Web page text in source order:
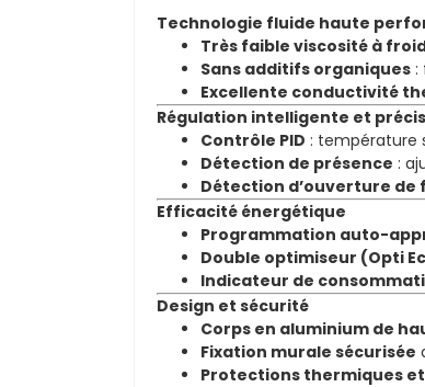
Technologie fluide haute
Très faible viscosité à
Sans additifs organiques :
Excellente conductivité
Régulation intelligente et
Contrôle PID : température
Détection de présence :
Détection d’ouverture de
Efficacité énergétique
Programmation auto-
Double optimiseur (Opti
Indicateur de
Design et sécurité
Corps en aluminium de
Fixation murale sécurisée
Protections thermiques